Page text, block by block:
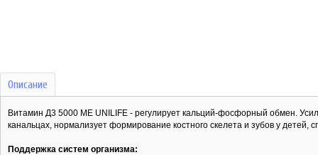
Описание
Витамин Д3 5000 ME UNILIFE - регулирует кальций-фосфорный обмен.
канальцах, нормализует формирование костного скелета и зубов у детей,
Поддержка систем организма: